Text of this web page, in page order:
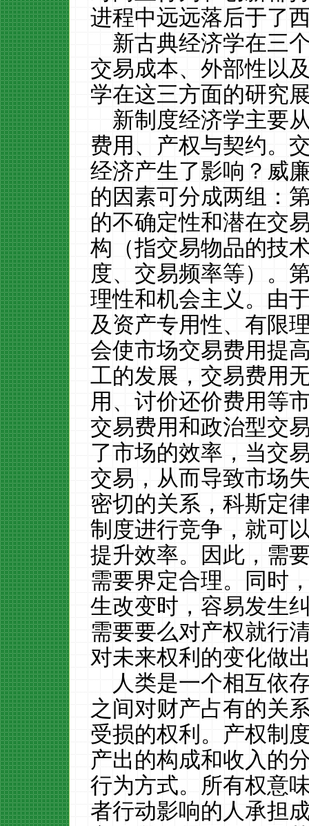
进程中远远落后于了
新古典经济学在三
交易成本、外部性以
学在这三方面的研究
新制度经济学主要
费用、产权与契约。
经济产生了影响？威
的因素可分成两组：
的不确定性和潜在交
构（指交易物品的技
度、交易频率等）。
理性和机会主义。由
及资产专用性、有限
会使市场交易费用提
工的发展，交易费用
用、讨价还价费用等
交易费用和政治型交
了市场的效率，当交
交易，从而导致市场
密切的关系，科斯定
制度进行竞争，就可
提升效率。因此，需
需要界定合理。同时
生改变时，容易发生
需要要么对产权就行
对未来权利的变化做
人类是一个相互依
之间对财产占有的关
受损的权利。产权制
产出的构成和收入的
行为方式。所有权意
者行动影响的人承担